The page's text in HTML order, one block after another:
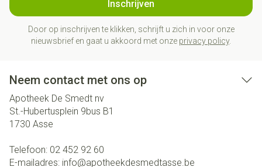
Inschrijven
Door op inschrijven te klikken, schrijft u zich in voor onze
nieuwsbrief en gaat u akkoord met onze privacy policy.
Neem contact met ons op
Apotheek De Smedt nv
St.-Hubertusplein 9bus B1
1730 Asse
Telefoon: 02 452 92 60
E-mailadres: info@apotheekdesmedtasse.be